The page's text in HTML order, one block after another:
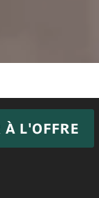
À L'OFFRE